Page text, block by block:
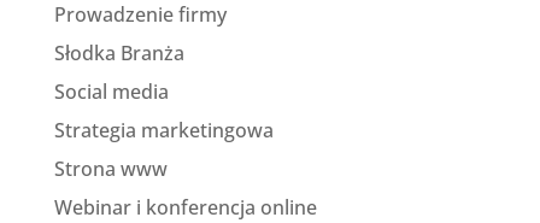
Prowadzenie firmy
Słodka Branża
Social media
Strategia marketingowa
Strona www
Webinar i konferencja online